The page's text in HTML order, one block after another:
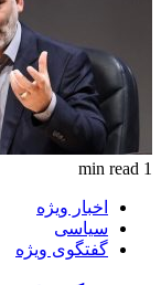
1 min read
اخبار ویژه
سیاسی
گفتگوی ویژه